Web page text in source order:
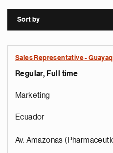
Sort by
Sales Representative -
Regular, Full time
Marketing
Ecuador
Av. Amazonas